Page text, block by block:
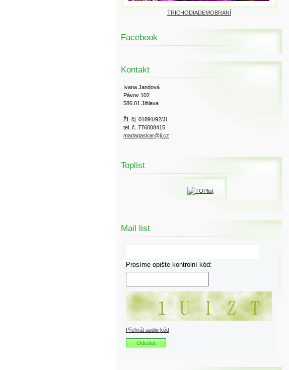
TRICHODIADEMOBRANÍ
Facebook
Kontakt
Ivana Jandová
Pávov 102
586 01 Jihlava
ŽL čj. 01891/92/Ji
tel. č. 776008415
madagaskar@ji.cz
Toplist
Mail list
Prosíme opište kontrolní kód:
Přehrát audio kód